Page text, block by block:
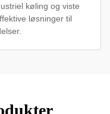
køling og viste
løsninger til